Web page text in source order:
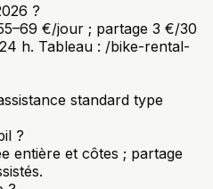
?
€/jour ; partage 3 €/30
h. Tableau : /bike-rental-
standard type
?
entière et côtes ; partage